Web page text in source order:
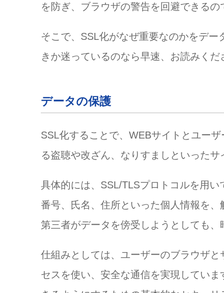
を防ぎ、ブラウザの警告を回避できる
そこで、SSL化がなぜ重要なのかをデ
きか迷っているのなら早速、お読みくだ
データの保護
SSL化することで、WEBサイトとユー
る盗聴や改ざん、なりすましといったサ
具体的には、SSL/TLSプロトコルを用
番号、氏名、住所といった個人情報を
第三者がデータを傍受しようとしても、
仕組みとしては、ユーザーのブラウザ
セスを使い、安全な通信を実現してい